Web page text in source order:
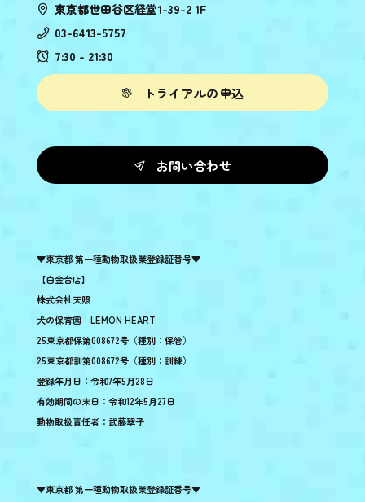
東京都世田谷区経堂1-39-2 1F
03-6413-5757
7:30 - 21:30
トライアルの申込
お問い合わせ
▼東京都 第一種動物取扱業登録証番号▼
【白金台店】
株式会社天照
犬の保育園 LEMON HEART
25東京都保第008672号（種別：保管）
25東京都訓第008672号（種別：訓練）
登録年月日：令和7年5月28日
有効期間の末日：令和12年5月27日
動物取扱責任者：武藤翠子
▼東京都 第一種動物取扱業登録証番号▼